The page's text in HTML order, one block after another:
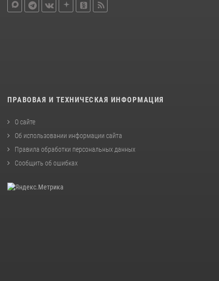
ПРАВОВАЯ И ТЕХНИЧЕСКАЯ ИНФОРМАЦИЯ
О сайте
Об использовании информации сайта
Правила обработки персональных данных
Сообщить об ошибках